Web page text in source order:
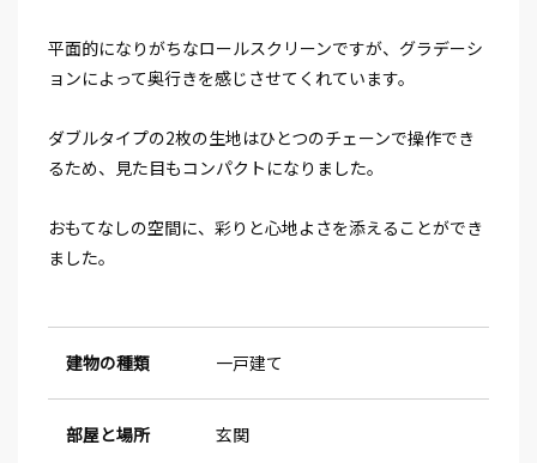
平面的になりがちなロールスクリーンですが、グラデーシ
ョンによって奥行きを感じさせてくれています。
ダブルタイプの2枚の生地はひとつのチェーンで操作でき
るため、見た目もコンパクトになりました。
おもてなしの空間に、彩りと心地よさを添えることができ
ました。
建物の種類 一戸建て
部屋と場所 玄関